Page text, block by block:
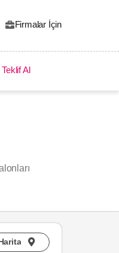
Firmalar İçin
Teklif Al